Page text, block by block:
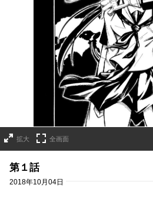
拡大 全画面
第１話
2018年10月04日